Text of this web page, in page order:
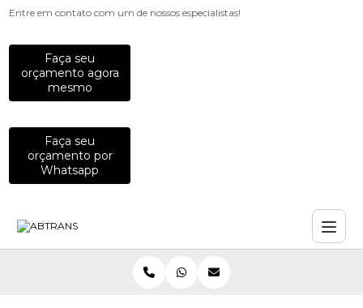
Entre em contato com um de nossos especialistas!
Faça seu
orçamento agora
mesmo
Faça seu
orçamento por
Whatsapp